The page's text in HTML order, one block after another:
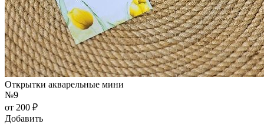
Открытки акварельные мини
№9
от 200 ₽
Добавить